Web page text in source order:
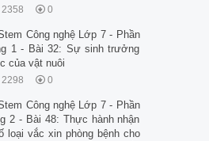
2358 0
Công nghệ Lớp 7 - Phần
1 - Bài 32: Sự sinh trưởng
của vật nuôi
2298 0
Công nghệ Lớp 7 - Phần
2 - Bài 48: Thực hành nhận
loại vắc xin phòng bệnh cho